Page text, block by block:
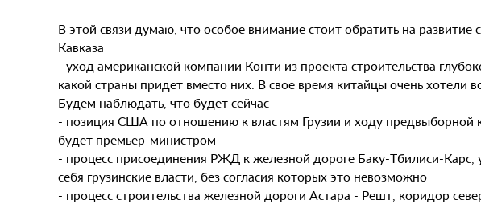
В этой связи думаю, что особое внимание стоит обратить на
Кавказа
- уход американской компании Конти из проекта строительства
какой страны придет вместо них. В свое время китайцы очень хотели
Будем наблюдать, что будет сейчас
- позиция США по отношению к властям Грузии и ходу предвыборной
будет премьер-министром
- процесс присоединения РЖД к железной дороге Баку-Тбилиси-Карс,
себя грузинские власти, без согласия которых это невозможно
- процесс строительства железной дороги Астара - Решт, коридор